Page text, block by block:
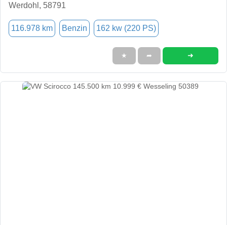
Werdohl, 58791
116.978 km Benzin 162 kw (220 PS)
★ ➦ ➜